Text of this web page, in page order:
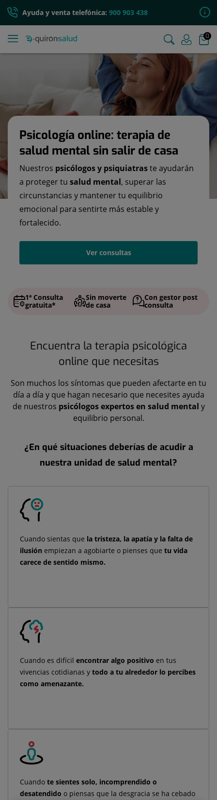
Ayuda y venta telefónica: 900 903 438
0
Psicología online: terapia de
salud mental sin salir de casa
Nuestros psicólogos y psiquiatraste ayudarán
a proteger tu salud mental, superar las
circunstancias y mantener tu equilibrio
emocional para sentirte más estable y
fortalecido.
Ver consultas
1ª Consulta
gratuita*
Sin moverte
de casa
Con gestor post
consulta
Encuentra la terapia psicológica
online que necesitas
Son muchos los síntomas que pueden afectarte en tu
día a día y que hagan necesario que necesites ayuda
de nuestros psicólogos expertos en salud mental y
equilibrio personal.
¿En qué situaciones deberías de acudir a
nuestra unidad de salud mental?
Cuando sientas que la tristeza, la apatía y la falta de
ilusión empiezan a agobiarte o pienses que tu vida
carece de sentido mismo.
Cuando es difícil encontrar algo positivo en tus
vivencias cotidianas y todo a tu alrededor lo percibes
como amenazante.
Cuando te sientes solo, incomprendido o
desatendido o piensas que la desgracia se ha cebado